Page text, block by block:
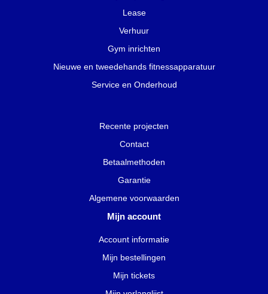
Lease
Verhuur
Gym inrichten
Nieuwe en tweedehands fitnessapparatuur
Service en Onderhoud
Recente projecten
Contact
Betaalmethoden
Garantie
Algemene voorwaarden
Mijn account
Account informatie
Mijn bestellingen
Mijn tickets